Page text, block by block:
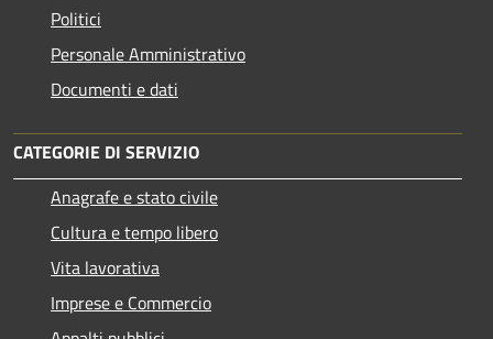
Politici
Personale Amministrativo
Documenti e dati
CATEGORIE DI SERVIZIO
Anagrafe e stato civile
Cultura e tempo libero
Vita lavorativa
Imprese e Commercio